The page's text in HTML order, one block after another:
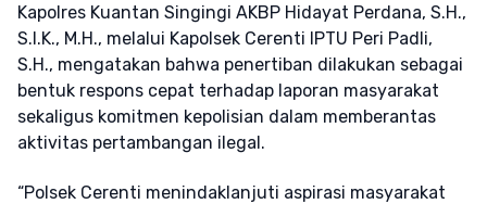
Kapolres Kuantan Singingi AKBP Hidayat Perdana, S.H.,
S.I.K., M.H., melalui Kapolsek Cerenti IPTU Peri Padli,
S.H., mengatakan bahwa penertiban dilakukan sebagai
bentuk respons cepat terhadap laporan masyarakat
sekaligus komitmen kepolisian dalam memberantas
aktivitas pertambangan ilegal.
“Polsek Cerenti menindaklanjuti aspirasi masyarakat